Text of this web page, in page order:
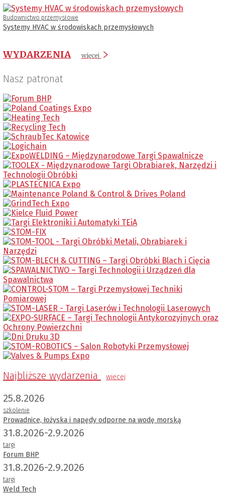
Budownictwo przemysłowe
Systemy HVAC w środowiskach przemysłowych
WYDARZENIA więcej
Nasz patronat
Najbliższe wydarzenia wiecej
25.8.2026
szkolenie
Prowadnice, łożyska i napędy odporne na wodę morską
31.8.2026-2.9.2026
targi
Forum BHP
31.8.2026-2.9.2026
targi
Weld Tech